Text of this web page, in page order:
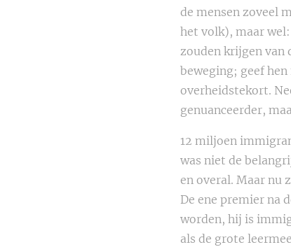
de mensen zoveel
het volk), maar
zouden krijgen van
beweging; geef
overheidstekort.
genuanceerder,
12 miljoen
was niet de
en overal. Maar nu
De ene premier na
worden, hij is
als de grote